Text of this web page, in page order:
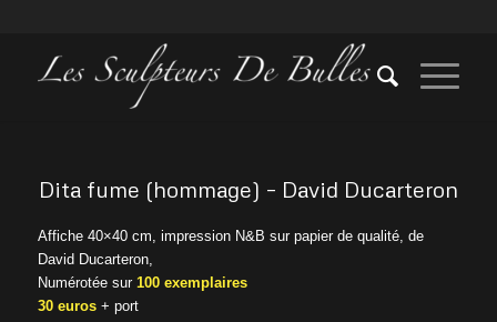
Dita fume (hommage) – David Ducarteron
Affiche 40×40 cm, impression N&B sur papier de qualité, de
David Ducarteron,
Numérotée sur 100 exemplaires
30 euros+ port